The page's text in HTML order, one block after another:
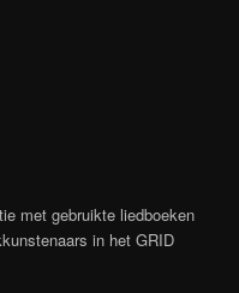
met gebruikte liedboeken
in het GRID